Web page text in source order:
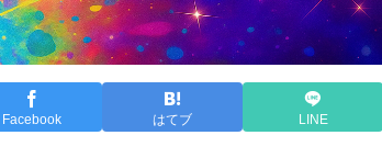
Facebook はてブ LINE